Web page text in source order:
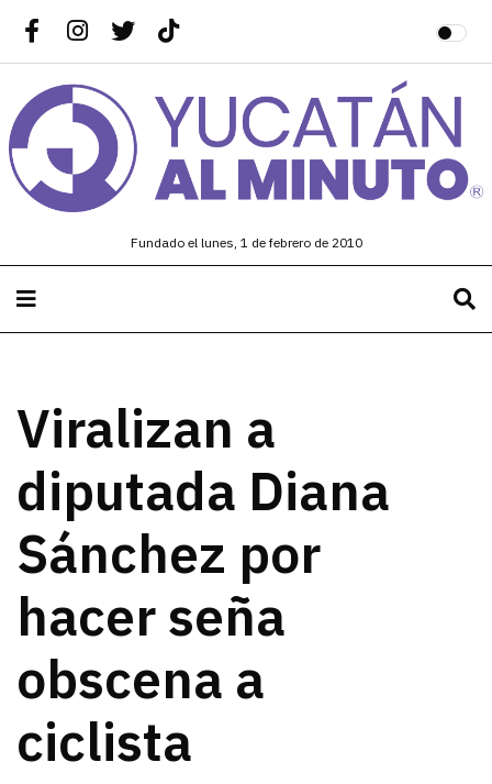
Fundado el lunes, 1 de febrero de 2010
Viralizan a
diputada Diana
Sánchez por
hacer seña
obscena a
ciclista